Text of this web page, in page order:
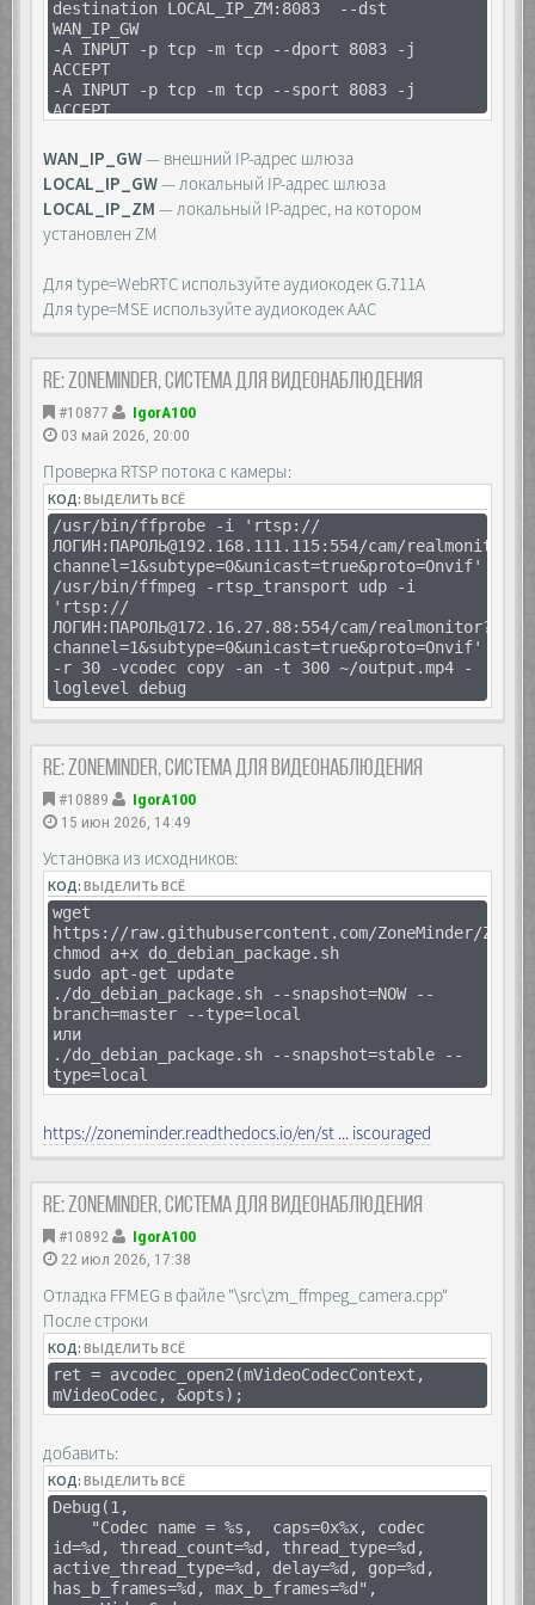
destination LOCAL_IP_ZM:8083 --dst
WAN_IP_GW
-A INPUT -p tcp -m tcp --dport 8083 -j
ACCEPT
-A INPUT -p tcp -m tcp --sport 8083 -j
ACCEPT
WAN_IP_GW— внешний IP-адрес шлюза
LOCAL_IP_GW— локальный IP-адрес шлюза
LOCAL_IP_ZM — локальный IP-адрес, на котором
установлен ZM
Для type=WebRTC используйте аудиокодек G.711A
Для type=MSE используйте аудиокодек AAC
Re: Zoneminder, система для видеонаблюдения
#10877
IgorA100
03 май 2026, 20:00
Проверка RTSP потока с камеры:
КОД:ВЫДЕЛИТЬ ВСЁ
/usr/bin/ffprobe -i 'rtsp://
ЛОГИН:ПАРОЛЬ@192.168.111.115:554/cam/realmonitor?
channel=1&subtype=0&unicast=true&proto=Onvif'
/usr/bin/ffmpeg -rtsp_transport udp -i
'rtsp://
ЛОГИН:ПАРОЛЬ@172.16.27.88:554/cam/realmonitor?
channel=1&subtype=0&unicast=true&proto=Onvif'
-r 30 -vcodec copy -an -t 300 ~/output.mp4 -
loglevel debug
Re: Zoneminder, система для видеонаблюдения
#10889
IgorA100
15 июн 2026, 14:49
Установка из исходников:
КОД:ВЫДЕЛИТЬ ВСЁ
wget
https://raw.githubusercontent.com/ZoneMinder/
chmod a+x do_debian_package.sh
sudo apt-get update
./do_debian_package.sh --snapshot=NOW --
branch=master --type=local
или
./do_debian_package.sh --snapshot=stable --
type=local
https://zoneminder.readthedocs.io/en/st ... iscouraged
Re: Zoneminder, система для видеонаблюдения
#10892
IgorA100
22 июл 2026, 17:38
Отладка FFMEG в файле "\src\zm_ffmpeg_camera.cpp"
После строки
КОД:ВЫДЕЛИТЬ ВСЁ
ret = avcodec_open2(mVideoCodecContext,
mVideoCodec, &opts);
добавить:
КОД:ВЫДЕЛИТЬ ВСЁ
Debug(1,
"Codec name = %s, caps=0x%x, codec
id=%d, thread_count=%d, thread_type=%d,
active_thread_type=%d, delay=%d, gop=%d,
has_b_frames=%d, max_b_frames=%d",